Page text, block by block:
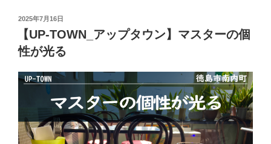
理
増
田】
旨
い
系
ラ
投
日:
2025年7月16日
【UP-TOWN_アップタウン】マスターの個
性が光る